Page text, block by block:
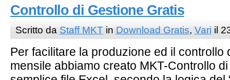
Controllo di Gestione Gratis
Scritto da Staff MKTin Download Gratis, Vari il
Per facilitare la produzione ed il controllo
mensile abbiamo creato MKT-Controllo